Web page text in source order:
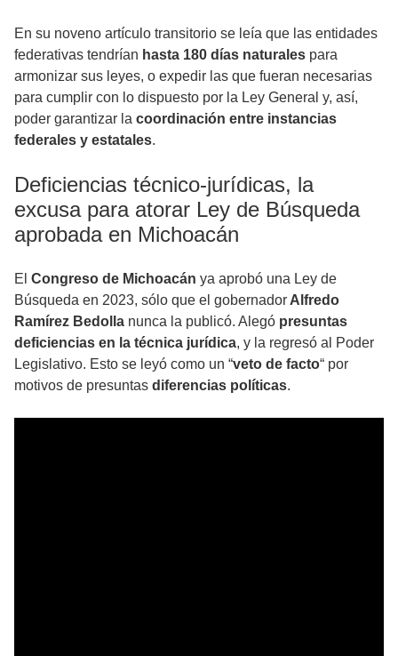
En su noveno artículo transitorio se leía que las entidades
federativas tendrían hasta 180 días naturales para
armonizar sus leyes, o expedir las que fueran necesarias
para cumplir con lo dispuesto por la Ley General y, así,
poder garantizar la coordinación entre instancias
federales y estatales.
Deficiencias técnico-jurídicas, la
excusa para atorar Ley de Búsqueda
aprobada en Michoacán
El Congreso de Michoacán ya aprobó una Ley de
Búsqueda en 2023, sólo que el gobernador Alfredo
Ramírez Bedolla nunca la publicó. Alegó presuntas
deficiencias en la técnica jurídica, y la regresó al Poder
Legislativo. Esto se leyó como un “veto de facto“ por
motivos de presuntas diferencias políticas.